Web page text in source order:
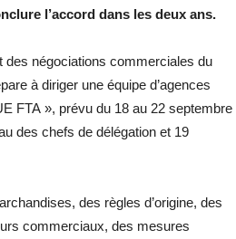
l’accord dans les deux ans.
des négociations commerciales du
à diriger une équipe d’agences
FTA », prévu du 18 au 22 septembre
des chefs de délégation et 19
des règles d’origine, des
commerciaux, des mesures